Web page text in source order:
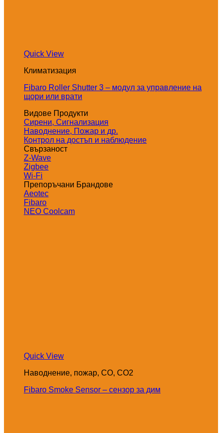
Quick View
Климатизация
Fibaro Roller Shutter 3 – модул за управление на
щори или врати
Видове Продукти
Сирени, Сигнализация
Наводнение, Пожар и др.
Контрол на достъп и наблюдение
Свързаност
Z-Wave
Zigbee
Wi-Fi
Препоръчани Брандове
Aeotec
Fibaro
NEO Coolcam
Quick View
Наводнение, пожар, CO, CO2
Fibaro Smoke Sensor – сензор за дим